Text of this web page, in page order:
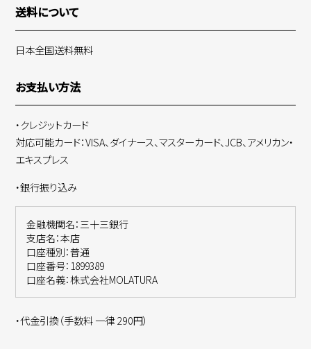
送料について
日本全国送料無料
お支払い方法
・クレジットカード
対応可能カード：VISA、ダイナース、マスターカード、JCB、アメリカン・
エキスプレス
・銀行振り込み
金融機関名：三十三銀行
支店名：本店
口座種別：普通
口座番号：1899389
口座名義：株式会社MOLATURA
・代金引換（手数料 一律 290円）